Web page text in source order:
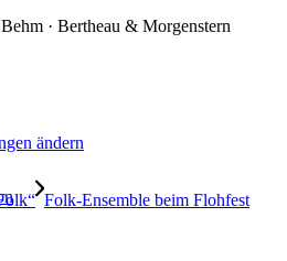
· Bertheau & Morgenstern
ändern
Folk-Ensemble beim Flohfest